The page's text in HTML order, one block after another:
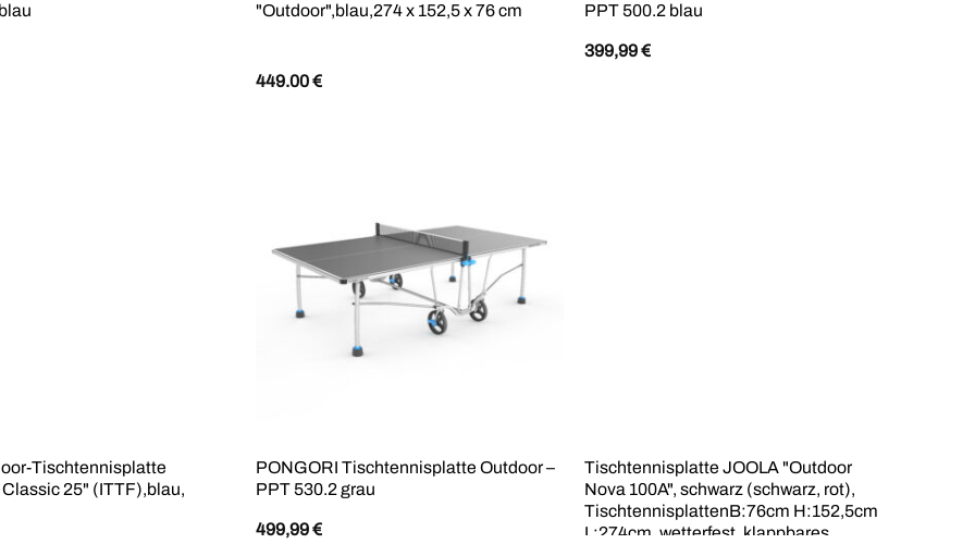
"Outdoor",blau,274 x 152,5 x 76 cm
449.00€
PPT 500.2 blau
399,99€
Tischtennisplatte
25" (ITTF),blau,
PONGORI Tischtennisplatte Outdoor –
PPT 530.2 grau
499,99€
Tischtennisplatte JOOLA "Outdoor
Nova 100A", schwarz (schwarz, rot),
TischtennisplattenB:76cm H:152,5cm
L:274cm, wetterfest, klappbares